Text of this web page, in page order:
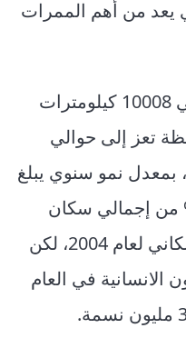
يعد من أهم الممرات
تبلغ مساحة المحافظة حوالي 10008 كيلومترات
تعز إلى حوالي
ألفاً و425 نسمة، بمعدل نمو سنوي يبلغ
يشكل سكانها 12.16% من إجمالي سكان
الجمهورية، بحسب التعداد السكاني لعام 2004، لكن
في العام